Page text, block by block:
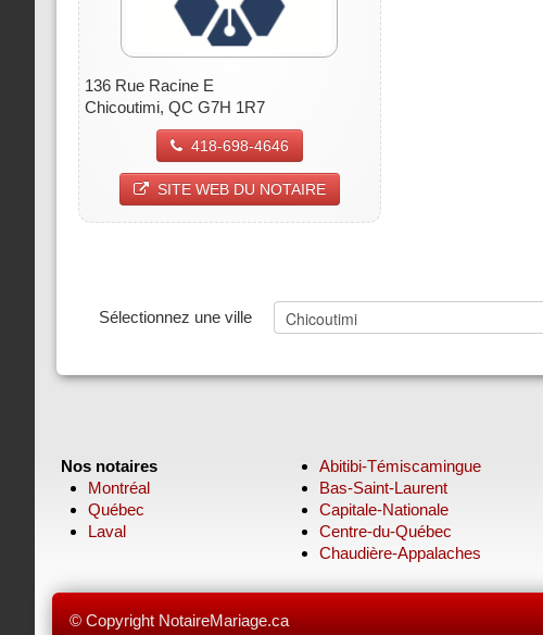
136 Rue Racine E
Chicoutimi, QC G7H 1R7
418-698-4646
SITE WEB DU NOTAIRE
Sélectionnez une ville
Nos notaires
Montréal
Québec
Laval
Abitibi-Témiscamingue
Bas-Saint-Laurent
Capitale-Nationale
Centre-du-Québec
Chaudière-Appalaches
© Copyright NotaireMariage.ca